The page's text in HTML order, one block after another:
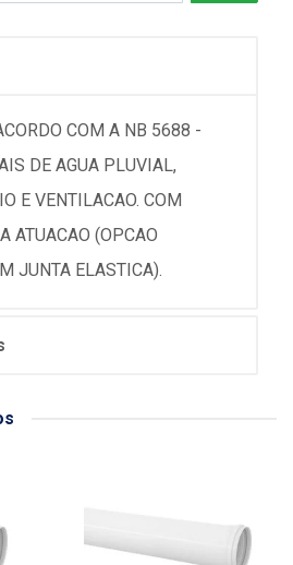
COM A NB 5688 -
DE AGUA PLUVIAL,
E VENTILACAO. COM
ATUACAO (OPCAO
JUNTA ELASTICA).